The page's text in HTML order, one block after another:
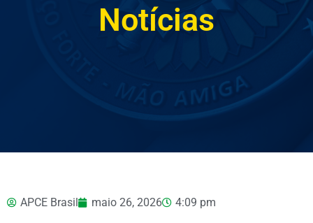
Notícias
APCE Brasil maio 26, 2026 4:09 pm